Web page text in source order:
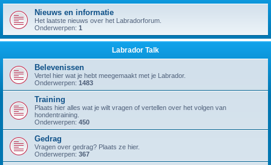
Nieuws en informatie
Het laatste nieuws over het Labradorforum.
Onderwerpen: 1
Labrador Talk
Belevenissen
Vertel hier wat je hebt meegemaakt met je Labrador.
Onderwerpen: 1483
Training
Plaats hier alles wat je wilt vragen of vertellen over het volgen van
hondentraining.
Onderwerpen: 450
Gedrag
Vragen over gedrag? Plaats ze hier.
Onderwerpen: 367